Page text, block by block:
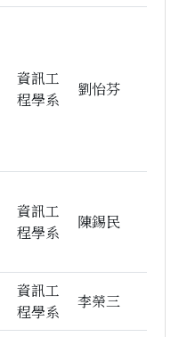
資訊工
程學系
劉怡芬
資訊工
程學系
陳錫民
資訊工
程學系
李榮三